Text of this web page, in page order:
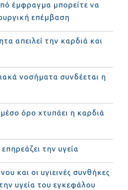
έμφραγμα μπορείτε να
επέμβαση
απειλεί την καρδιά και
νοσήματα συνδέεται η
όρο χτυπάει η καρδιά
την υγεία
και οι υγιεινές συνθήκες
υγεία του εγκεφάλου